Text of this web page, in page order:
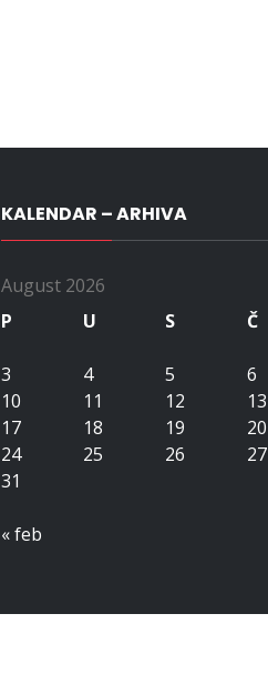
KALENDAR – ARHIVA
August 2026
P
U S Č
3
4 5 6
10
11 12 13
17
18 19 20
24
25 26 27
31
« feb